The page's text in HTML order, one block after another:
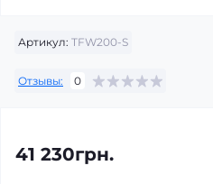
Артикул: TFW200-S
Отзывы: 0
41 230грн.